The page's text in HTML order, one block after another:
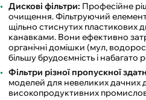
Дискові фільтри: Професійне
очищення. Фільтруючий
щільно стиснутих пластикових
канавками. Вони ефективно
органічні домішки (мул,
більшу брудоємність і
Фільтри різної пропускної
моделей для невеликих дачних
високопродуктивних